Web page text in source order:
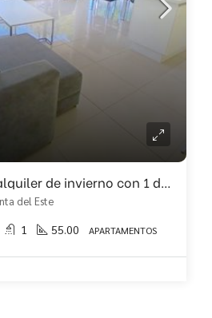
Apartamento en alquiler de invierno con 1 dormitorio!!
del Este
1 55.00 APARTAMENTOS